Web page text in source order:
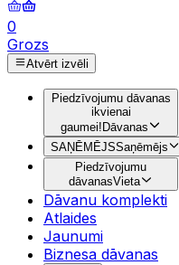
0
Grozs
Atvērt izvēli
Piedzīvojumu dāvanas
ikvienai
gaumei!Dāvanas
SAŅĒMĒJSSaņēmējs
Piedzīvojumu
dāvanasVieta
Dāvanu komplekti
Atlaides
Jaunumi
Biznesa dāvanas